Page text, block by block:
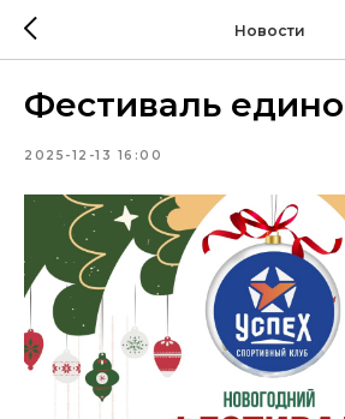
Новости
Фестиваль
2025-12-13 16:00